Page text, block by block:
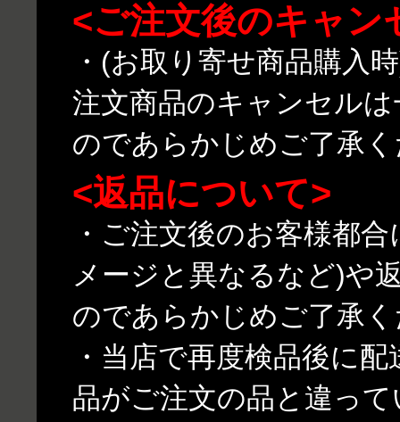
<ご注文後のキャン
・(お取り寄せ商品購入
注文商品のキャンセル
のであらかじめご了承
<返品について>
・ご注文後のお客様都
メージと異なるなど)や
のであらかじめご了承
・当店で再度検品後に
品がご注文の品と違っ